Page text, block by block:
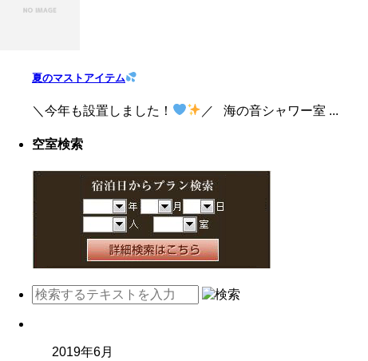
夏のマストアイテム
＼今年も設置しました！ ／ 海の音シャワー室 ...
空室検索
2019年6月